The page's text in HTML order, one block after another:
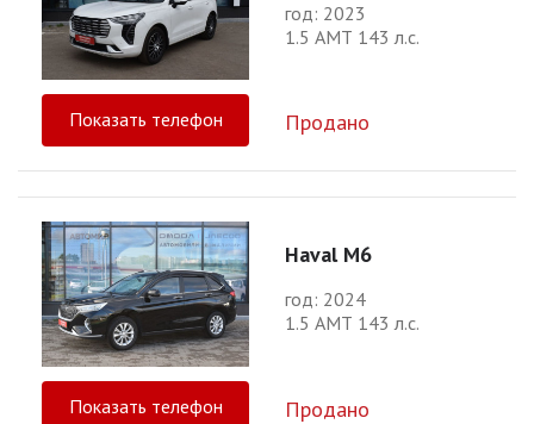
год: 2023
1.5 АМТ 143 л.с.
Показать телефон Продано
Haval M6
год: 2024
1.5 АМТ 143 л.с.
Показать телефон Продано